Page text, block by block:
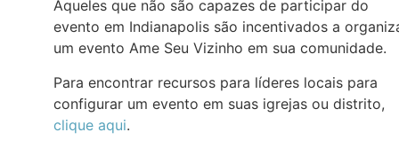
Aqueles que não são capazes de participar do
evento em Indianapolis são incentivados a
um evento Ame Seu Vizinho em sua comunidade.
Para encontrar recursos para líderes locais para
configurar um evento em suas igrejas ou distrito,
clique aqui.